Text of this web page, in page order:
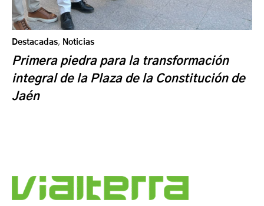
Destacadas, Noticias
Primera piedra para la transformación
integral de la Plaza de la Constitución de
Jaén